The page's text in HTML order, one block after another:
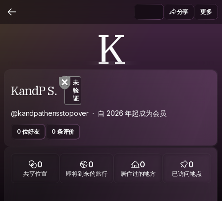
分享 更多
K
KandP S.
未
验
证
@kandpathensstopover 自 2026 年起成为会员
0 位好友 0 条评价
0
共享位置
0
即将到来的旅行
0
居住过的地方
0
已访问地点